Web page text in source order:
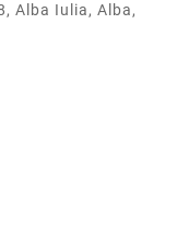
Alba Iulia, Alba,